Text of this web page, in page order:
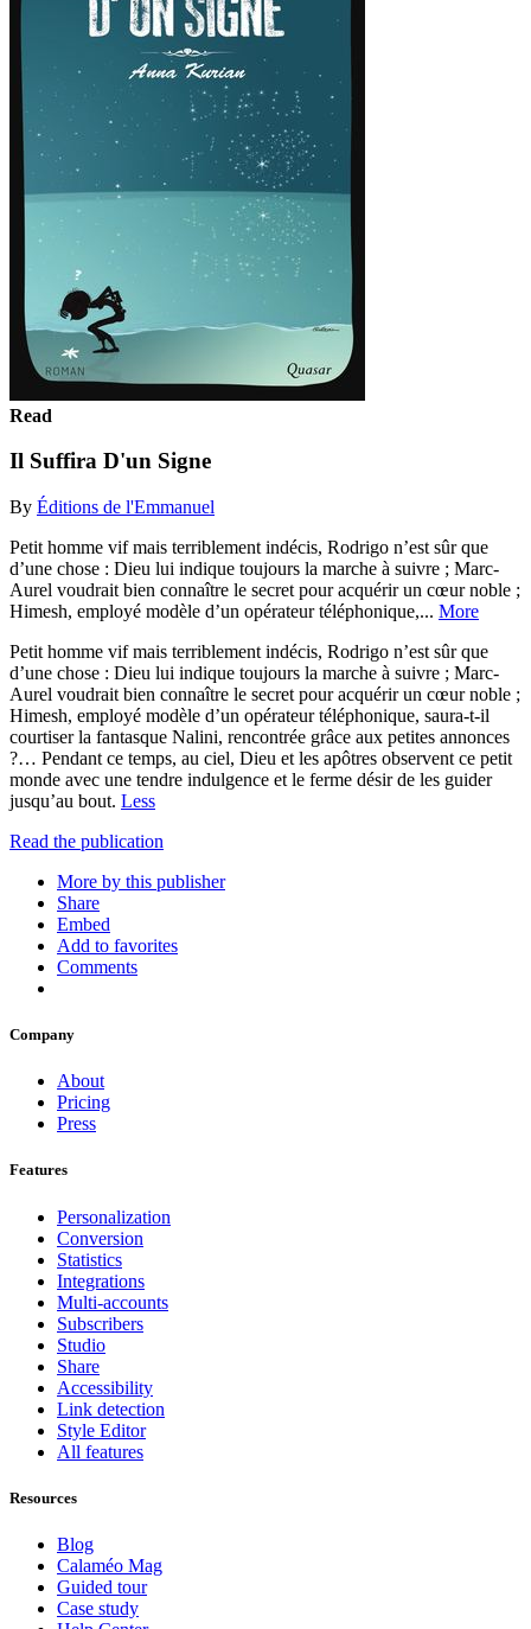
Read
Il Suffira D'un Signe
By Éditions de l'Emmanuel
Petit homme vif mais terriblement indécis, Rodrigo n’est sûr que
d’une chose : Dieu lui indique toujours la marche à suivre ; Marc-
Aurel voudrait bien connaître le secret pour acquérir un cœur noble ;
Himesh, employé modèle d’un opérateur téléphonique,... More
Petit homme vif mais terriblement indécis, Rodrigo n’est sûr que
d’une chose : Dieu lui indique toujours la marche à suivre ; Marc-
Aurel voudrait bien connaître le secret pour acquérir un cœur noble ;
Himesh, employé modèle d’un opérateur téléphonique, saura-t-il
courtiser la fantasque Nalini, rencontrée grâce aux petites annonces
?… Pendant ce temps, au ciel, Dieu et les apôtres observent ce petit
monde avec une tendre indulgence et le ferme désir de les guider
jusqu’au bout. Less
Read the publication
More by this publisher
Share
Embed
Add to favorites
Comments
Company
About
Pricing
Press
Features
Personalization
Conversion
Statistics
Integrations
Multi-accounts
Subscribers
Studio
Share
Accessibility
Link detection
Style Editor
All features
Resources
Blog
Calaméo Mag
Guided tour
Case study